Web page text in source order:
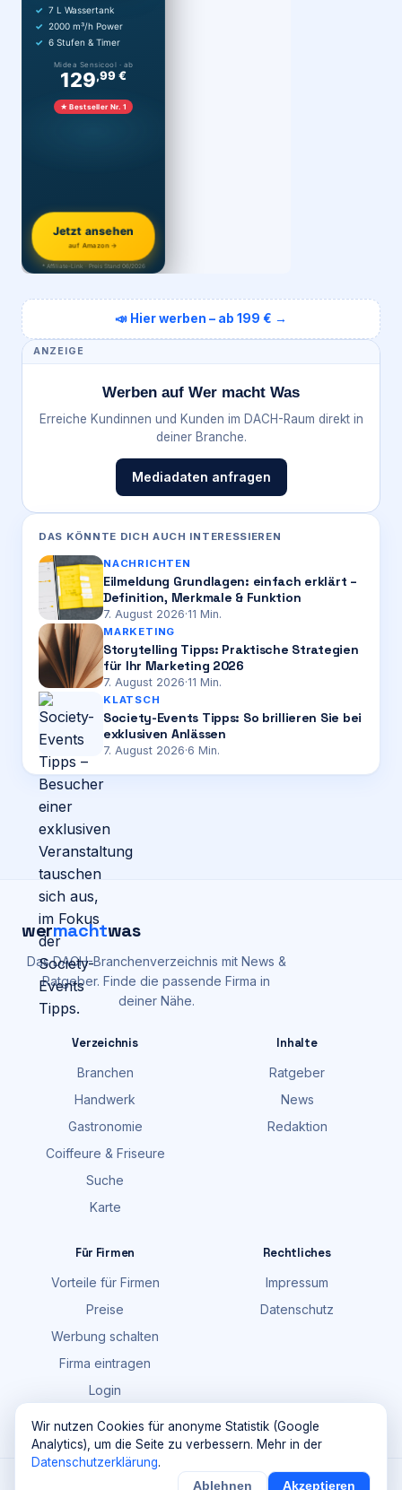
7 L Wassertank
2000 m³/h Power
6 Stufen & Timer
Midea Sensicool · ab
129,99 €
★ Bestseller Nr. 1
Jetzt ansehen
auf Amazon →
* Affiliate-Link · Preis Stand 06/2026
📣 Hier werben – ab 199 € →
ANZEIGE
Werben auf Wer macht Was
Erreiche Kundinnen und Kunden im DACH-Raum direkt in
deiner Branche.
Mediadaten anfragen
DAS KÖNNTE DICH AUCH INTERESSIEREN
NACHRICHTEN
Eilmeldung Grundlagen: einfach erklärt –
Definition, Merkmale & Funktion
7. August 2026·11 Min.
MARKETING
Storytelling Tipps: Praktische Strategien
für Ihr Marketing 2026
7. August 2026·11 Min.
KLATSCH
Society-Events Tipps: So brillieren Sie bei
exklusiven Anlässen
7. August 2026·6 Min.
wermachtwas
Das DACH-Branchenverzeichnis mit News &
Ratgeber. Finde die passende Firma in
deiner Nähe.
Verzeichnis
Branchen
Handwerk
Gastronomie
Coiffeure & Friseure
Suche
Karte
Inhalte
Ratgeber
News
Redaktion
Für Firmen
Vorteile für Firmen
Preise
Werbung schalten
Firma eintragen
Login
Rechtliches
Impressum
Datenschutz
Maik Möhring Media · Ermatingen
Wir nutzen Cookies für anonyme Statistik (Google
Analytics), um die Seite zu verbessern. Mehr in der
Datenschutzerklärung.
Ablehnen Akzeptieren